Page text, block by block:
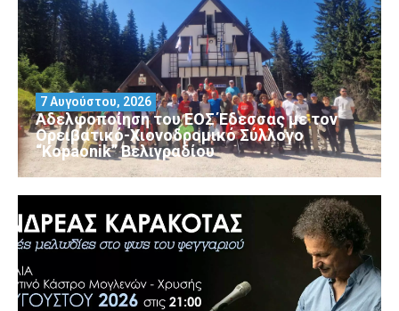
Αδελφοποίηση του ΕΟΣ Έδεσσας με τον
Ορειβατικό-Χιονοδρομικό Σύλλογο
“Kopaonik” Βελιγραδίου
7 Αυγούστου, 2026